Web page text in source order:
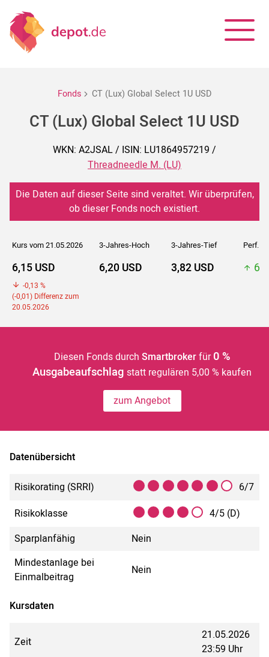
Fonds CT (Lux) Global Select 1U USD
CT (Lux) Global Select 1U USD
WKN: A2JSAL / ISIN: LU1864957219 /
Threadneedle M. (LU)
Die Daten auf dieser Seite sind veraltet. Wir überprüfen,
ob dieser Fonds noch existiert.
Kurs vom 21.05.2026 3-Jahres-Hoch 3-Jahres-Tief Perf. 5J
6,15 USD
-0,13 %
(-0,01) Differenz zum
20.05.2026
6,20 USD 3,82 USD
Diesen Fonds durch Smartbrokerfür 0 %
Ausgabeaufschlagstatt regulären 5,00 % kaufen
zum Angebot
Datenübersicht
Risikorating (SRRI)
6/7
Risikoklasse
4/5 (D)
Sparplanfähig
Nein
Mindestanlage bei
Einmalbeitrag
Nein
Kursdaten
Zeit
21.05.2026
23:59 Uhr